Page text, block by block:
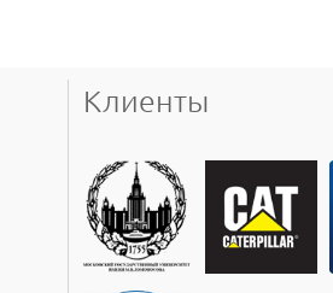
Клиенты